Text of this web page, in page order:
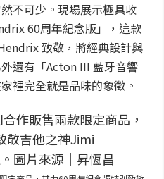
不可少。現場展示極具收
60周年紀念版」，這款
致敬，將經典設計與
還有「Acton III 藍牙音響
裡完全就是品味的象徵。